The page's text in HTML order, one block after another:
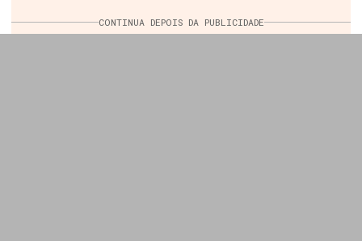
CONTINUA DEPOIS DA PUBLICIDADE